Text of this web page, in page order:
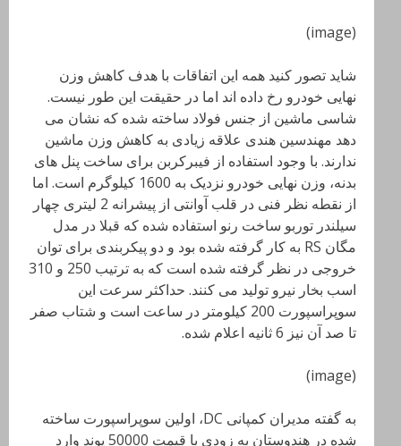
(image)
شاید تصور کنید همه این اتفاقات با هدف کاهش وزن
نهایی خودرو رخ داده اند اما در حقیقت این طور نیست.
شاسی ماشین از جنس فولاد ساخته شده که نشان می
دهد مهندسین هندی علاقه زیادی به کاهش وزن ماشین
ندارند. با وجود استفاده از فیبرکربن برای ساخت پنل های
بدنه، وزن نهایی خودرو نزدیک به 1600 کیلوگرم است. اما
از نقطه نظر فنی در قلب آوانتی از پیشرانه 2 لیتری چهار
سیلندر توربو ساخت رنو استفاده شده که قبلا در مدل
مگان RS به کار گرفته شده بود و دو پیکربندی برای توان
خروجی در نظر گرفته شده است که به ترتیب 250 و 310
اسب بخار نیرو تولید می کنند. حداکثر سرعت این
سوپراسپورت 200 کیلومتر در ساعت است و شتاب صفر
تا صد آن نیز 6 ثانیه اعلام شده.
(image)
به گفته مدیران کمپانی DC، اولین سوپراسپورت ساخته
شده در هندوستان به زودی با قیمت 50000 پوند وارد